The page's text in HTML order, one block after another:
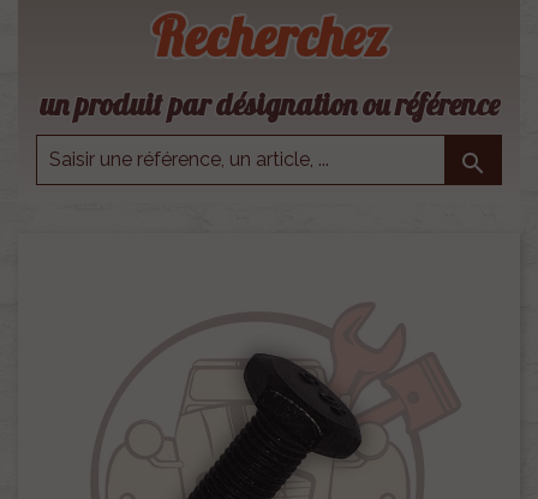
Recherchez
un produit par désignation ou référence
